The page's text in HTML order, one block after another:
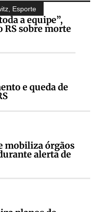
Esporte
a equipe”,
RS sobre morte
e queda de
mobiliza órgãos
alerta de